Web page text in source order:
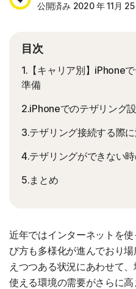
公開済み 2020 年 11月 25
目次
1.【キャリア別】iPhone
準備
2.iPhoneでのテザリング
3.テザリング接続する際
4.テザリングができない
5.まとめ
近年ではインターネットを
び方も多様化が進んでおり
えつつある状況にあわせて
使える環境の需要がさらに